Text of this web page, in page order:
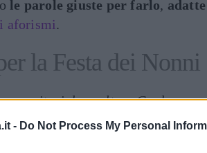
- Do Not Process My Personal
le parole giuste per farlo,
aforismi.
la Festa dei Nonni
genitori due volte… Credo
noi due volte più buoni di